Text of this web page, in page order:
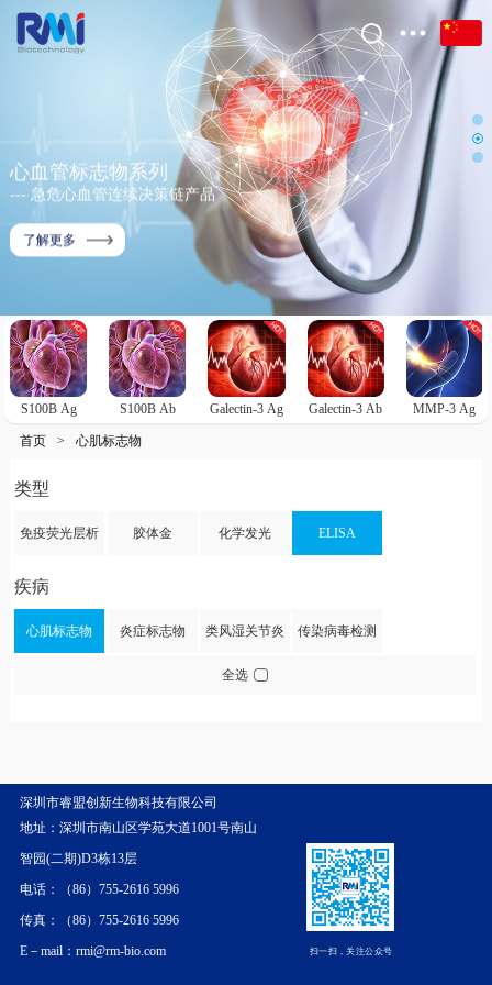
心血管标志物系列
--- 急危心血管连续决策链产品
了解更多
S100B Ag S100B Ab Galectin-3 Ag Galectin-3 Ab MMP-3 Ag
首页 > 心肌标志物
类型
免疫荧光层析 胶体金 化学发光 ELISA
疾病
心肌标志物 炎症标志物 类风湿关节炎 传染病毒检测
全选
深圳市睿盟创新生物科技有限公司
地址：深圳市南山区学苑大道1001号南山
智园(二期)D3栋13层
电话：（86）755-2616 5996
传真：（86）755-2616 5996
E－mail：rmi@rm-bio.com
扫一扫，关注公众号